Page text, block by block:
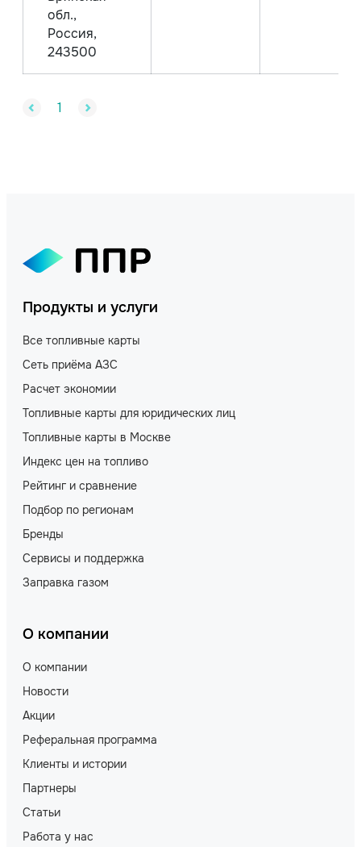
обл.,
Россия,
243500
1
Продукты и услуги
Все топливные карты
Сеть приёма АЗС
Расчет экономии
Топливные карты для юридических лиц
Топливные карты в Москве
Индекс цен на топливо
Рейтинг и сравнение
Подбор по регионам
Бренды
Сервисы и поддержка
Заправка газом
О компании
О компании
Новости
Акции
Реферальная программа
Клиенты и истории
Партнеры
Статьи
Работа у нас